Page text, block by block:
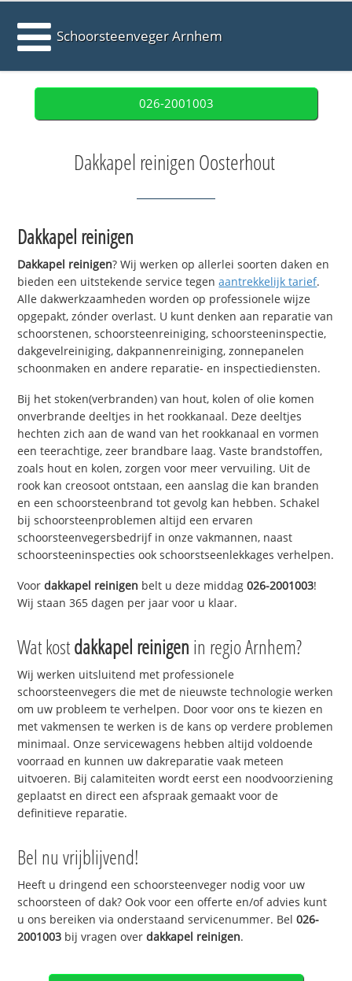
Schoorsteenveger Arnhem
026-2001003
Dakkapel reinigen Oosterhout
Dakkapel reinigen
Dakkapel reinigen? Wij werken op allerlei soorten daken en
bieden een uitstekende service tegenaantrekkelijk tarief.
Alle dakwerkzaamheden worden op professionele wijze
opgepakt, zónder overlast. U kunt denken aan reparatie van
schoorstenen, schoorsteenreiniging, schoorsteeninspectie,
dakgevelreiniging, dakpannenreiniging, zonnepanelen
schoonmaken en andere reparatie- en inspectiediensten.
Bij het stoken(verbranden) van hout, kolen of olie komen
onverbrande deeltjes in het rookkanaal. Deze deeltjes
hechten zich aan de wand van het rookkanaal en vormen
een teerachtige, zeer brandbare laag. Vaste brandstoffen,
zoals hout en kolen, zorgen voor meer vervuiling. Uit de
rook kan creosoot ontstaan, een aanslag die kan branden
en een schoorsteenbrand tot gevolg kan hebben. Schakel
bij schoorsteenproblemen altijd een ervaren
schoorsteenvegersbedrijf in onze vakmannen, naast
schoorsteeninspecties ook schoorstseenlekkages verhelpen.
Voordakkapel reinigen belt u deze middag026-2001003!
Wij staan 365 dagen per jaar voor u klaar.
Wat kostdakkapel reinigen in regio Arnhem?
Wij werken uitsluitend met professionele
schoorsteenvegers die met de nieuwste technologie werken
om uw probleem te verhelpen. Door voor ons te kiezen en
met vakmensen te werken is de kans op verdere problemen
minimaal. Onze servicewagens hebben altijd voldoende
voorraad en kunnen uw dakreparatie vaak meteen
uitvoeren. Bij calamiteiten wordt eerst een noodvoorziening
geplaatst en direct een afspraak gemaakt voor de
definitieve reparatie.
Bel nu vrijblijvend!
Heeft u dringend een schoorsteenveger nodig voor uw
schoorsteen of dak? Ook voor een offerte en/of advies kunt
u ons bereiken via onderstaand servicenummer. Bel026-
2001003 bij vragen overdakkapel reinigen.